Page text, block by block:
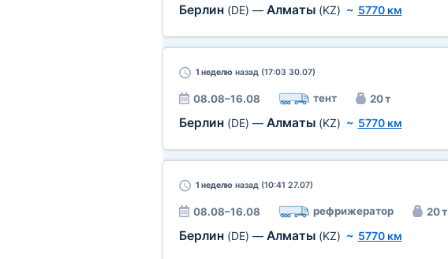
Берлин (DE) — Алматы (KZ) ~ 5770 км
1 неделюназад (17:03 30.07)
08.08–16.08 тент 20 т
Берлин (DE) — Алматы (KZ) ~ 5770 км
1 неделюназад (10:41 27.07)
08.08–16.08 рефрижератор 20 т
Берлин (DE) — Алматы (KZ) ~ 5770 км